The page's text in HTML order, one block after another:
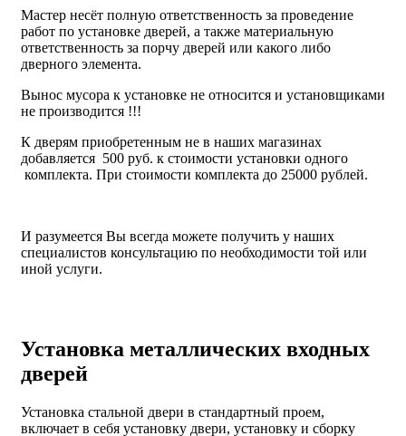
Мастер несёт полную ответственность за проведение
работ по установке дверей, а также материальную
ответственность за порчу дверей или какого либо
дверного элемента.
Вынос мусора к установке не относится и установщиками
не производится !!!
К дверям приобретенным не в наших магазинах
добавляется 500 руб. к стоимости установки одного
комплекта. При стоимости комплекта до 25000 рублей.
И разумеется Вы всегда можете получить у наших
специалистов консультацию по необходимости той или
иной услуги.
Установка металлических входных
дверей
Установка стальной двери в стандартный проем,
включает в себя установку двери, установку и сборку